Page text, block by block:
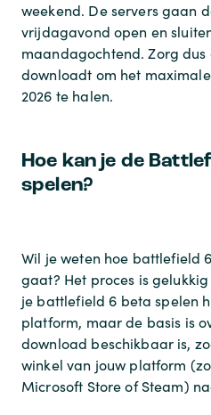
weekend. De servers gaan
vrijdagavond open en
maandagochtend. Zorg
downloadt om het
2026 te halen.
Hoe kan je de
spelen?
Wil je weten hoe battlefield
gaat? Het proces is
je battlefield 6 beta spelen
platform, maar de basis is
download beschikbaar is,
winkel van jouw platform
Microsoft Store of Steam)